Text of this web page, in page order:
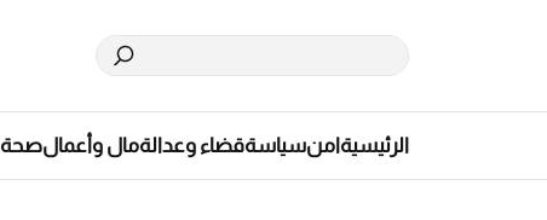
الرئيسيةامنسياسةقضاء وعدالةمال وأعمالصحة